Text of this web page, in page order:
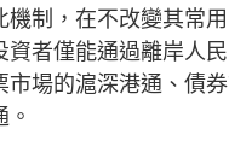
機制，在不改變其常
者僅能通過離岸人
場的滬深港通、債